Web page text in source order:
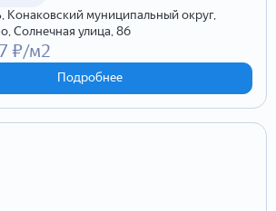
Конаковский муниципальный округ,
Солнечная улица, 86
Подробнее
₽/м2